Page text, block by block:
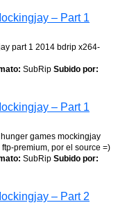
– Part 1
part 1 2014 bdrip x264-
SubRip Subido por:
– Part 1
games mockingjay
premium, por el source =)
SubRip Subido por:
– Part 2